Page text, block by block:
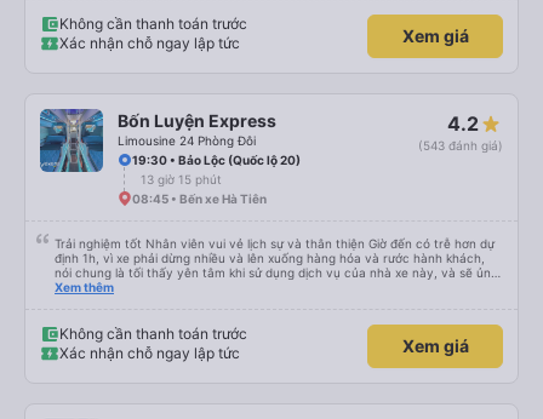
Không cần thanh toán trước
Xác nhận chỗ ngay lập tức
Xem giá
Bốn Luyện Express
Limousine 24 Phòng Đôi
4.2
(543 đánh giá)
19:30 • Bảo Lộc (Quốc lộ 20)
13 giờ 15 phút
08:45 • Bến xe Hà Tiên
Trải nghiệm tốt Nhân viên vui vẻ lịch sự và thân thiện Giờ đến có trễ hơn dự
định 1h, vì xe phải dừng nhiều và lên xuống hàng hóa và rước hành khách,
nói chung là tối thấy yên tâm khi sử dụng dịch vụ của nhà xe này, và sẽ ủng
hộ và giới thiệu cho người thân sử dụng dịch vụ của nhà xe này
Xem thêm
Không cần thanh toán trước
Xác nhận chỗ ngay lập tức
Xem giá